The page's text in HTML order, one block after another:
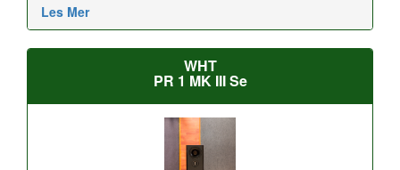
Les Mer
WHT
PR 1 MK III Se